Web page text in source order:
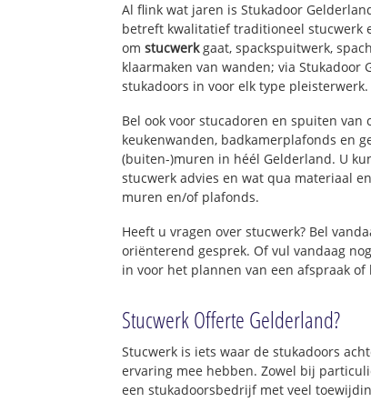
Al flink wat jaren is Stukadoor
betreft kwalitatief traditioneel stucwerk
omstucwerkgaat, spackspuitwerk,
klaarmaken van wanden; via Stukadoor
stukadoors in voor elk type
Bel ook voor stucadoren en spuiten van
keukenwanden, badkamerplafonds en
(buiten-)muren in héél Gelderland. U
stucwerk advies en wat qua materiaal
muren en/of plafonds.
Heeft u vragen over stucwerk? Bel
oriënterend gesprek. Of vul vandaag
in voor het plannen van een afspraak
Stucwerk Offerte Gelderland?
Stucwerk is iets waar de stukadoors
ervaring mee hebben. Zowel bij
een stukadoorsbedrijf met veel